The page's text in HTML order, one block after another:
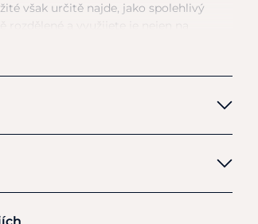
však určitě najde, jako spolehlivý
pevnost a stabilitu. Díky